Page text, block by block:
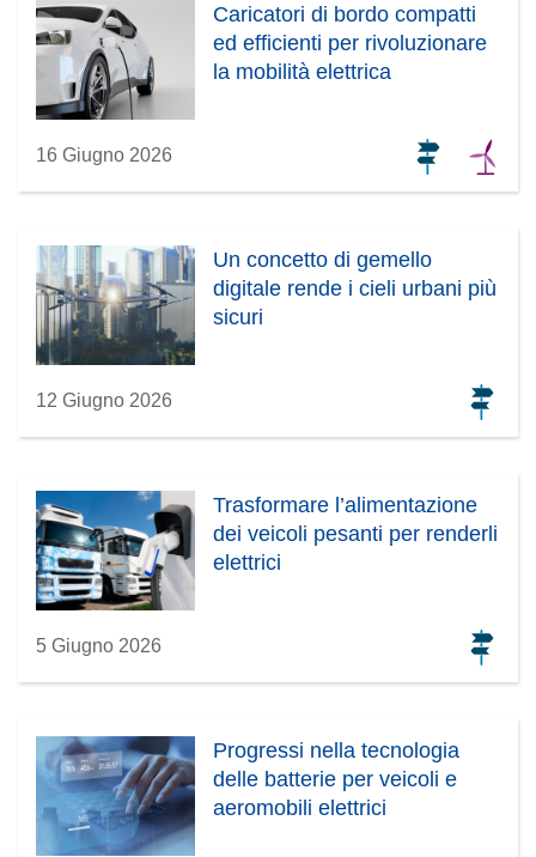
Caricatori di bordo compatti
ed efficienti per rivoluzionare
la mobilità elettrica
16 Giugno 2026
Un concetto di gemello
digitale rende i cieli urbani più
sicuri
12 Giugno 2026
Trasformare l’alimentazione
dei veicoli pesanti per renderli
elettrici
5 Giugno 2026
Progressi nella tecnologia
delle batterie per veicoli e
aeromobili elettrici